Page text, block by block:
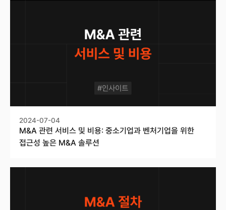
2024-07-04
M&A 관련 서비스 및 비용: 중소기업과 벤처기업을 위한
접근성 높은 M&A 솔루션